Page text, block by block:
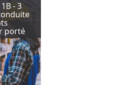
- 3
porté